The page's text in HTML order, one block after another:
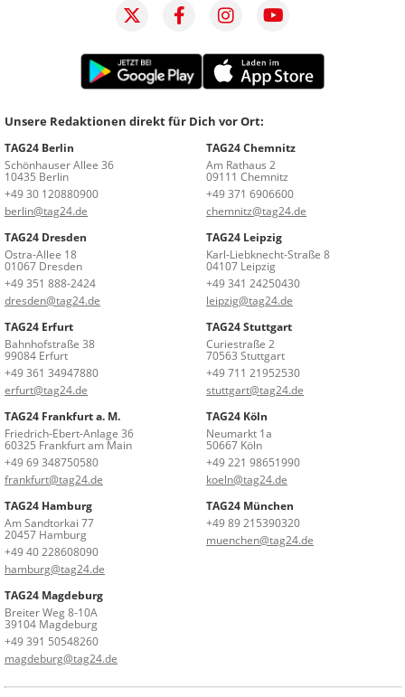
Unsere Redaktionen direkt für Dich vor Ort:
TAG24 Berlin
Schönhauser Allee 36
10435 Berlin
+49 30 120880900
berlin@tag24.de
TAG24 Chemnitz
Am Rathaus 2
09111 Chemnitz
+49 371 6906600
chemnitz@tag24.de
TAG24 Dresden
Ostra-Allee 18
01067 Dresden
+49 351 888-2424
dresden@tag24.de
TAG24 Leipzig
Karl-Liebknecht-Straße 8
04107 Leipzig
+49 341 24250430
leipzig@tag24.de
TAG24 Erfurt
Bahnhofstraße 38
99084 Erfurt
+49 361 34947880
erfurt@tag24.de
TAG24 Stuttgart
Curiestraße 2
70563 Stuttgart
+49 711 21952530
stuttgart@tag24.de
TAG24 Frankfurt a. M.
Friedrich-Ebert-Anlage 36
60325 Frankfurt am Main
+49 69 348750580
frankfurt@tag24.de
TAG24 Köln
Neumarkt 1a
50667 Köln
+49 221 98651990
koeln@tag24.de
TAG24 Hamburg
Am Sandtorkai 77
20457 Hamburg
+49 40 228608090
hamburg@tag24.de
TAG24 München
+49 89 215390320
muenchen@tag24.de
TAG24 Magdeburg
Breiter Weg 8-10A
39104 Magdeburg
+49 391 50548260
magdeburg@tag24.de